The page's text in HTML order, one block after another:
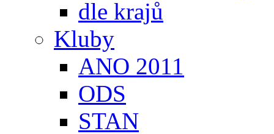
dle krajů
Kluby
ANO 2011
ODS
STAN